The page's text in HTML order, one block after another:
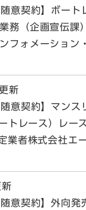
意契約】ボート
務（企画宣伝課
フォメーション
新
意契約】マンス
トレース）レー
業者株式会社エ
意契約】外向発